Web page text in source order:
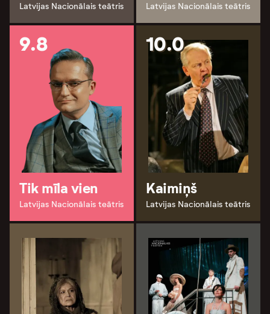
Latvijas Nacionālais teātris Latvijas Nacionālais teātris
9.8
Tik mīla vien
Latvijas Nacionālais teātris
10.0
Kaimiņš
Latvijas Nacionālais teātris